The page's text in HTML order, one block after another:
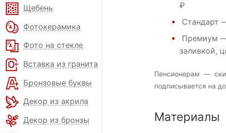
Щебень
Фотокерамика
Фото на стекле
Вставка из гранита
Бронзовые буквы
Декор из акрила
Декор из бронзы
₽
Стандарт
Премиум
заливкой,
Пенсионерам —
подписывается на
Материалы